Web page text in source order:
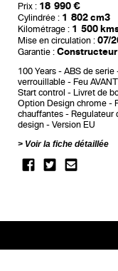
Prix : 18 990 €
Cylindrée : 1 802 cm3
Kilométrage : 1 500
Mise en circulation : 07/
Garantie : Constructeur
100 Years ABS de serie
verrouillable
Feu
Start control
Livret de
Option Design chrome
chauffantes
Regulateur
design
Version EU
Voir la fiche détaillée